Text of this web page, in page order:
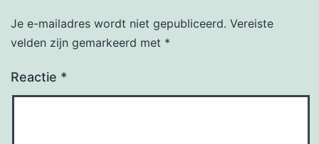
Je e-mailadres wordt niet gepubliceerd. Vereiste
velden zijn gemarkeerd met *
Reactie *